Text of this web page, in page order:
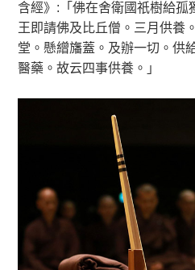
含經》:「佛在舍衛國祇樹給孤
王即請佛及比丘僧。三月供養
堂。懸繒旛蓋。及辦一切。供
醫藥。故云四事供養。」